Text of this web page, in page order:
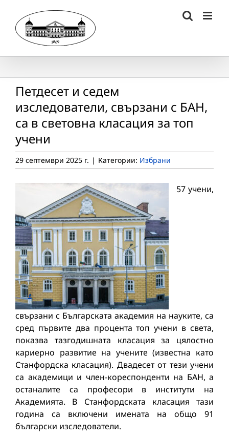
content
Петдесет и седем
изследователи, свързани с БАН,
са в световна класация за топ
учени
29 септември 2025 г. | Категории: Избрани
57 учени,
свързани с Българската академия на науките, са
сред първите два процента топ учени в света,
показва тазгодишната класация за цялостно
кариерно развитие на учените (известна като
Станфордска класация). Двадесет от тези учени
са академици и член-кореспонденти на БАН, а
останалите са професори в институти на
Академията. В Станфордската класация тази
година са включени имената на общо 91
български изследователи.